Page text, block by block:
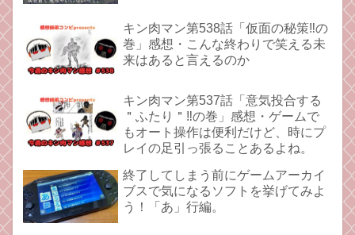
キン肉マン第538話「仮面の秘策‼︎の
巻」感想・こんな終わりで笑える未
来はあると言えるのか
キン肉マン第537話「意気投合する
＂ふたり＂‼︎の巻」感想・ゲームで
もオート操作は便利だけど、時にプ
レイの足引っ張ることあるよね。
終了してしまう前にゲームアーカイ
ブスで気になるソフトを挙げてみよ
う！「あ」行編。